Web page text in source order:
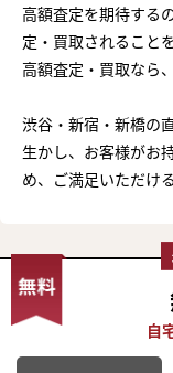
高額査定を期待する
定・買取されること
高額査定・買取なら
渋谷・新宿・新橋の
生かし、お客様がお
め、ご満足いただけ